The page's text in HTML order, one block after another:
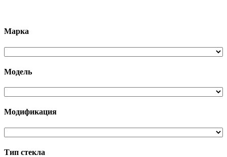
Марка
Модель
Модификация
Тип стекла